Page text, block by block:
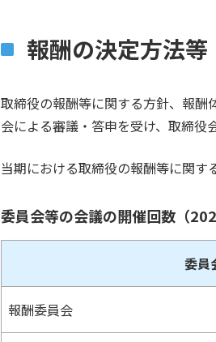
報酬の決定方法等
取締役の報酬等に関する方針、報酬
会による審議・答申を受け、取締役
当期における取締役の報酬等に関す
委員会等の会議の開催回数（
委員
報酬委員会